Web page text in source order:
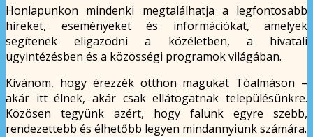
Honlapunkon mindenki megtalálhatja a legfontosabb
híreket, eseményeket és információkat, amelyek
segítenek eligazodni a közéletben, a hivatali
ügyintézésben és a közösségi programok világában.
Kívánom, hogy érezzék otthon magukat Tóalmáson –
akár itt élnek, akár csak ellátogatnak településünkre.
Közösen tegyünk azért, hogy falunk egyre szebb,
rendezettebb és élhetőbb legyen mindannyiunk számára.